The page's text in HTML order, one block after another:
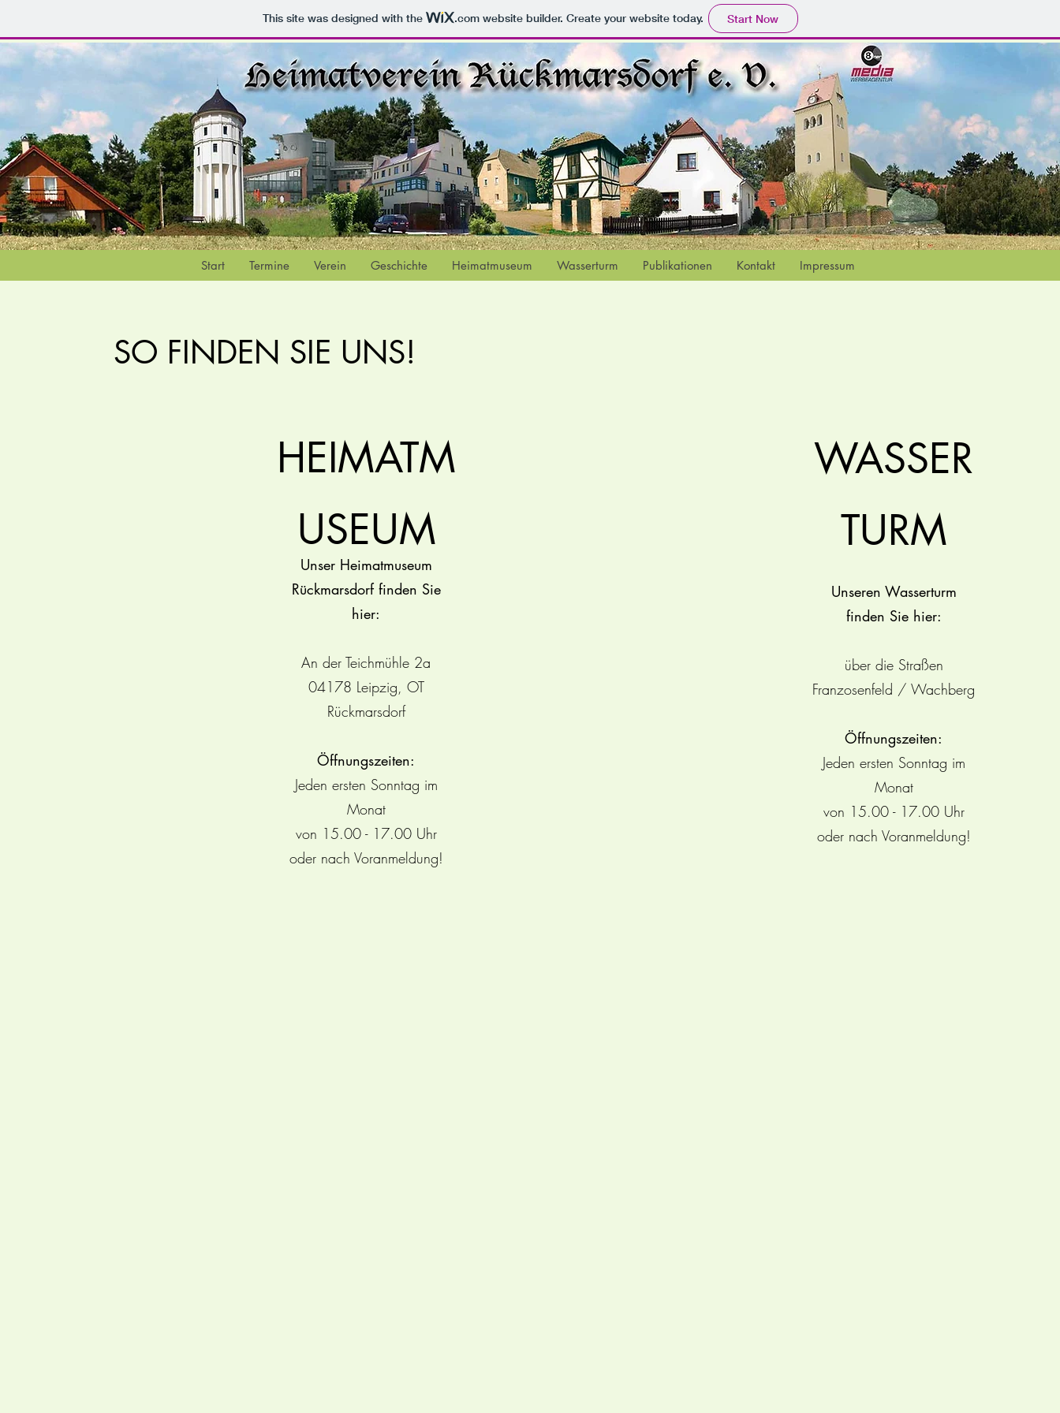
This site was designed with the .comwebsite builder. Create your website today. Start Now
Start Termine Verein Geschichte Heimatmuseum Wasserturm Publikationen Kontakt Impressum
SO FINDEN SIE UNS!
HEIMATM
USEUM
Unser Heimatmuseum
Rückmarsdorf finden Sie
hier:
An der Teichmühle 2a
04178 Leipzig, OT
Rückmarsdorf
Öffnungszeiten:
Jeden ersten Sonntag im
Monat
von 15.00 - 17.00 Uhr
oder nach Voranmeldung!
WASSER
TURM
Unseren Wasserturm
finden Sie hier:
über die Straßen
Franzosenfeld / Wachberg
Öffnungszeiten:
Jeden ersten Sonntag im
Monat
von 15.00 - 17.00 Uhr
oder nach Voranmeldung!